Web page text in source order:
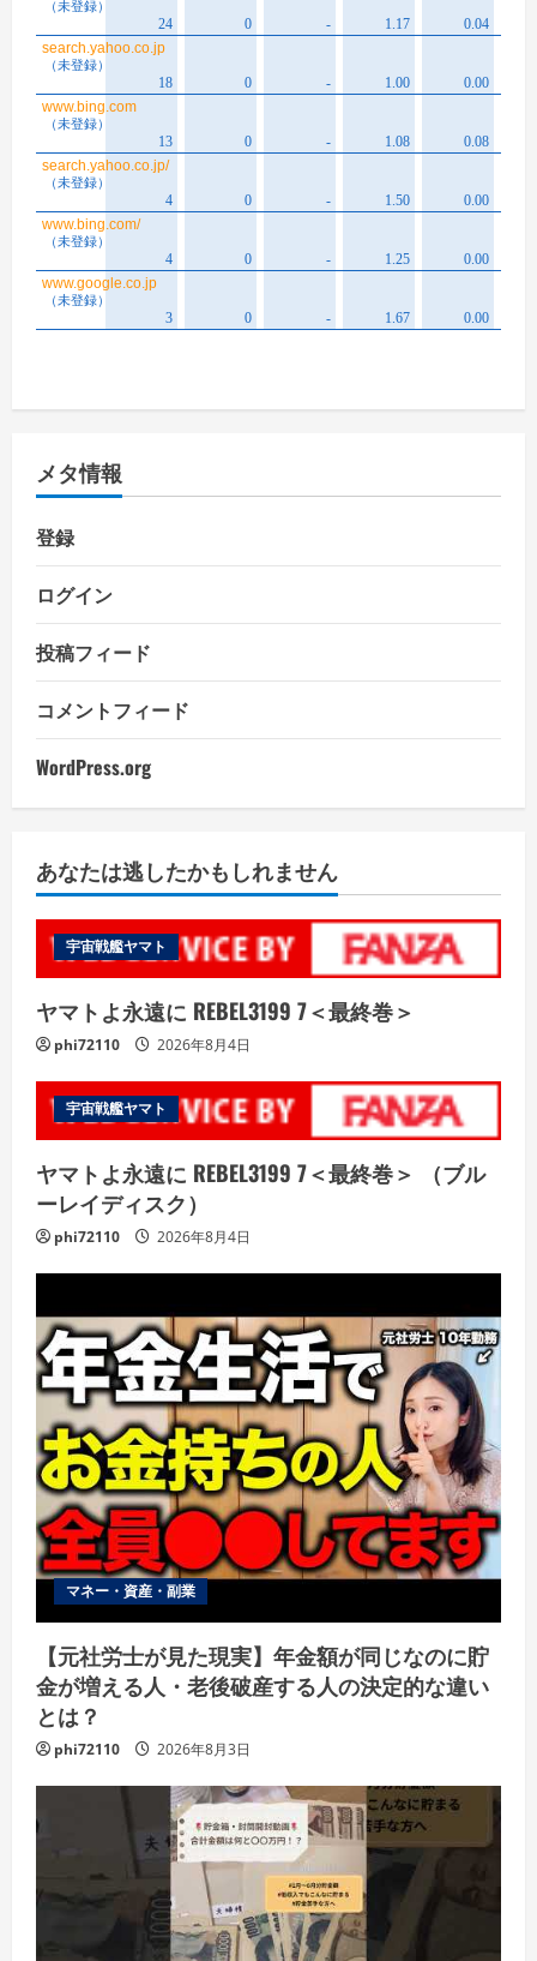
メタ情報
登録
ログイン
投稿フィード
コメントフィード
WordPress.org
あなたは逃したかもしれません
宇宙戦艦ヤマト
ヤマトよ永遠に REBEL3199 7＜最終巻＞
phi72110 2026年8月4日
宇宙戦艦ヤマト
ヤマトよ永遠に REBEL3199 7＜最終巻＞ （ブル
ーレイディスク）
phi72110 2026年8月4日
マネー・資産・副業
【元社労士が見た現実】年金額が同じなのに貯
金が増える人・老後破産する人の決定的な違い
とは？
phi72110 2026年8月3日